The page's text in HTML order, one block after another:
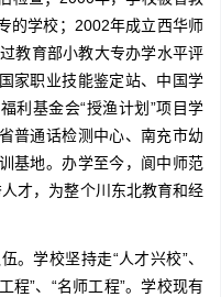
的学校；2002年成立西华师
教育部小教大专办学水平评
家职业技能鉴定站、中国学
利基金会“授渔计划”项目学
普通话检测中心、南充市幼
基地。办学至今，阆中师范
才，为整个川东北教育和经
。学校坚持走“人才兴校”、
程”、“名师工程”。学校现有